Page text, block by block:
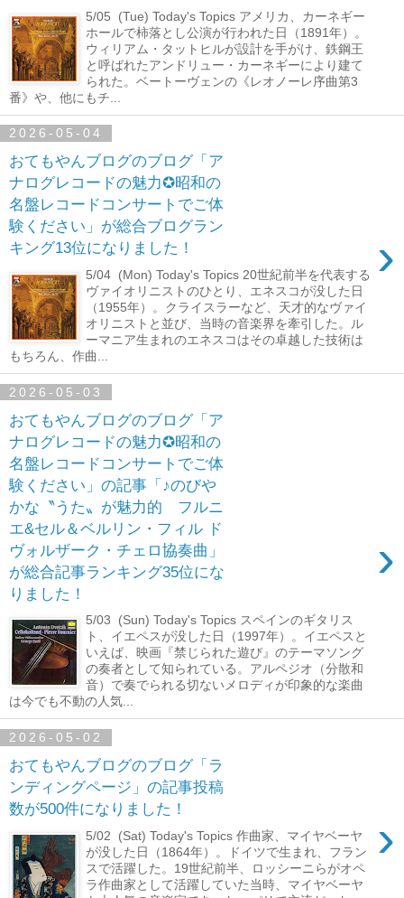
5/05 (Tue) Today's Topics アメリカ、カーネギー
ホールで柿落とし公演が行われた日（1891年）。
ウィリアム・タットヒルが設計を手がけ、鉄鋼王
と呼ばれたアンドリュー・カーネギーにより建て
られた。ベートーヴェンの《レオノーレ序曲第3
番》や、他にもチ...
2026-05-04
おてもやんブログのブログ「ア
ナログレコードの魅力✪昭和の
名盤レコードコンサートでご体
験ください」が総合ブログラン
キング13位になりました！
›
5/04 (Mon) Today's Topics 20世紀前半を代表する
ヴァイオリニストのひとり、エネスコが没した日
（1955年）。クライスラーなど、天才的なヴァイ
オリニストと並び、当時の音楽界を牽引した。ル
ーマニア生まれのエネスコはその卓越した技術は
もちろん、作曲...
2026-05-03
おてもやんブログのブログ「ア
ナログレコードの魅力✪昭和の
名盤レコードコンサートでご体
験ください」の記事「♪のびや
かな〝うた〟が魅力的 フルニ
エ&セル＆ベルリン・フィル ド
ヴォルザーク・チェロ協奏曲」
が総合記事ランキング35位にな
りました！
›
5/03 (Sun) Today's Topics スペインのギタリス
ト、イエペスが没した日（1997年）。イエペスと
いえば、映画『禁じられた遊び』のテーマソング
の奏者として知られている。アルペジオ（分散和
音）で奏でられる切ないメロディが印象的な楽曲
は今でも不動の人気...
2026-05-02
おてもやんブログのブログ「ラ
ンディングページ」の記事投稿
数が500件になりました！
›
5/02 (Sat) Today's Topics 作曲家、マイヤベーヤ
が没した日（1864年）。ドイツで生まれ、フラン
スで活躍した。19世紀前半、ロッシーニらがオペ
ラ作曲家として活躍していた当時、マイヤベーヤ